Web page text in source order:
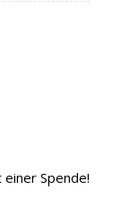
Spende!